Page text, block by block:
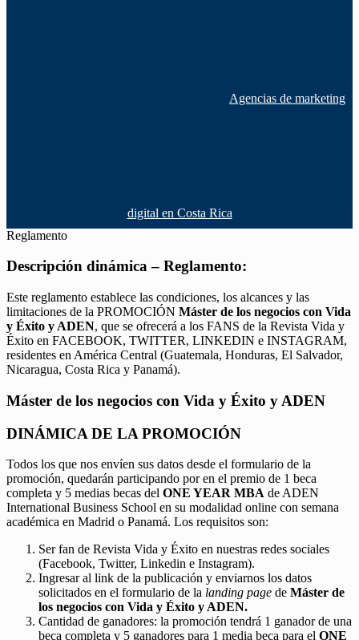
Agencias de marketing
digital en Costa Rica
Reglamento
Descripción dinámica – Reglamento:
Este reglamento establece las condiciones, los alcances y las
limitaciones de la PROMOCIÓN Máster de los negocios con Vida
y Éxito y ADEN, que se ofrecerá a los FANS de la Revista Vida y
Éxito en FACEBOOK, TWITTER, LINKEDIN e INSTAGRAM,
residentes en América Central (Guatemala, Honduras, El Salvador,
Nicaragua, Costa Rica y Panamá).
Máster de los negocios con Vida y Éxito y ADEN
DINÁMICA DE LA PROMOCIÓN
Todos los que nos envíen sus datos desde el formulario de la
promoción, quedarán participando por en el premio de 1 beca
completa y 5 medias becas del ONE YEAR MBA de ADEN
International Business School en su modalidad online con semana
académica en Madrid o Panamá. Los requisitos son:
Ser fan de Revista Vida y Éxito en nuestras redes sociales
(Facebook, Twitter, Linkedin e Instagram).
Ingresar al link de la publicación y enviarnos los datos
solicitados en el formulario de la landing page de Máster de
los negocios con Vida y Éxito y ADEN.
Cantidad de ganadores: la promoción tendrá 1 ganador de una
beca completa y 5 ganadores para 1 media beca para el ONE